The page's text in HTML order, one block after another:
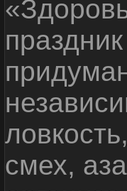
смех,